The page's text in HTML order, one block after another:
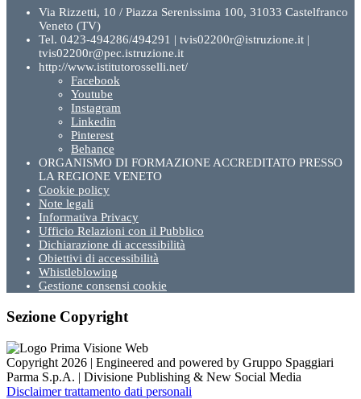
Via Rizzetti, 10 / Piazza Serenissima 100, 31033 Castelfranco
Veneto (TV)
Tel. 0423-494286/494291 | tvis02200r@istruzione.it |
tvis02200r@pec.istruzione.it
http://www.istitutorosselli.net/
Facebook
Youtube
Instagram
Linkedin
Pinterest
Behance
ORGANISMO DI FORMAZIONE ACCREDITATO PRESSO
LA REGIONE VENETO
Cookie policy
Note legali
Informativa Privacy
Ufficio Relazioni con il Pubblico
Dichiarazione di accessibilità
Obiettivi di accessibilità
Whistleblowing
Gestione consensi cookie
Sezione Copyright
Copyright 2026 | Engineered and powered by Gruppo Spaggiari
Parma S.p.A. | Divisione Publishing & New Social Media
Disclaimer trattamento dati personali